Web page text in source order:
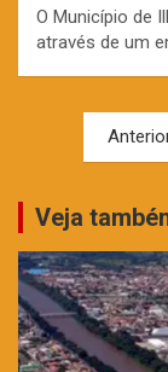
O Município de
através de um
Paginação
posts
Veja